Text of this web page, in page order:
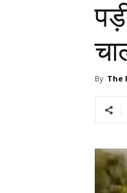
By The